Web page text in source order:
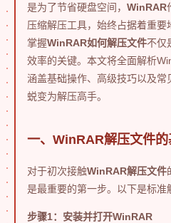
是为了节省硬盘空间， WinRAR
压缩解压工具，始终占据着重要
掌握WinRAR如何解压文件不仅
效率的关键。本文将全面解析
涵盖基础操作、高级技巧以及
蜕变为解压高手。
一、WinRAR解压文件
对于初次接触WinRAR解压文件
是最重要的第一步。以下是标准
步骤1：安装并打开WinRAR